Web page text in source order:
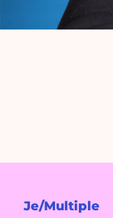
Je/Multiple